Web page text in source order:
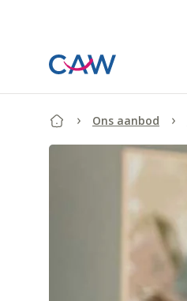
Ons aanbod
Begin van de inhoud.